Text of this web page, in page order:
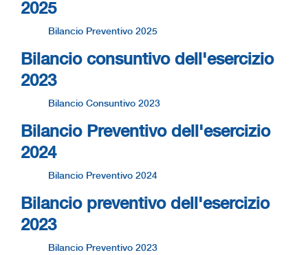
2025
Bilancio Preventivo 2025
Bilancio consuntivo dell'esercizio
2023
Bilancio Consuntivo 2023
Bilancio Preventivo dell'esercizio
2024
Bilancio Preventivo 2024
Bilancio preventivo dell'esercizio
2023
Bilancio Preventivo 2023